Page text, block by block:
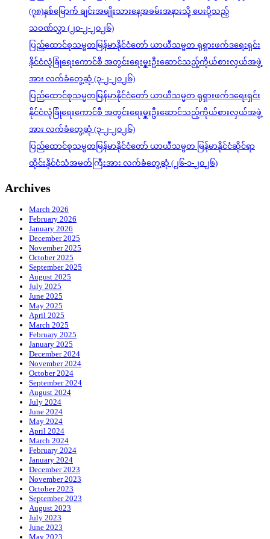
(၇၈)နှစ်မြောက် ချင်းအမျိုးသားနေ့အခမ်းအနားသို့ ပေးပို့သည့်
သဝဏ်လွှာ (၂၀-၂-၂၀၂၆)
ပြည်ထောင်စုသမ္မတမြန်မာနိုင်ငံတော် ယာယီသမ္မတ ရုရှားဖက်ဒရေးရှင်း
နိုင်ငံလုံခြုံရေးကောင်စီ အတွင်းရေးမှူးဦးဆောင်သည့်ကိုယ်စားလှယ်အဖွဲ့
အား လက်ခံတွေ့ဆုံ (၃-၂-၂၀၂၆)
ပြည်ထောင်စုသမ္မတမြန်မာနိုင်ငံတော် ယာယီသမ္မတ ရုရှားဖက်ဒရေးရှင်း
နိုင်ငံလုံခြုံရေးကောင်စီ အတွင်းရေးမှူးဦးဆောင်သည့်ကိုယ်စားလှယ်အဖွဲ့
အား လက်ခံတွေ့ဆုံ (၃-၂-၂၀၂၆)
ပြည်ထောင်စုသမ္မတမြန်မာနိုင်ငံတော် ယာယီသမ္မတ မြန်မာနိုင်ငံဆိုင်ရာ
ထိုင်းနိုင်ငံသံအမတ်ကြီးအား လက်ခံတွေ့ဆုံ (၂၆-၁-၂၀၂၆)
Archives
March 2026
February 2026
January 2026
December 2025
November 2025
October 2025
September 2025
August 2025
July 2025
June 2025
May 2025
April 2025
March 2025
February 2025
January 2025
December 2024
November 2024
October 2024
September 2024
August 2024
July 2024
June 2024
May 2024
April 2024
March 2024
February 2024
January 2024
December 2023
November 2023
October 2023
September 2023
August 2023
July 2023
June 2023
May 2023